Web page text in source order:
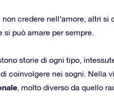
credere nell’amore, altri
si può amare per sempre.
storie di ogni tipo,
coinvolgere nei sogni. Nella
, molto diverso da quello